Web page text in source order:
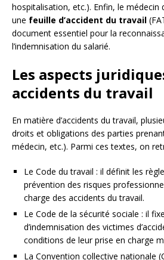
hospitalisation, etc.). Enfin, le médecin
une feuille d’accident du travail
document essentiel pour la
l’indemnisation du salarié.
Les aspects
accidents du travail
En matière d’accidents du travail,
droits et obligations des parties
médecin, etc.). Parmi ces textes, on
Le Code du travail : il définit les
prévention des risques
charge des accidents du travail.
Le Code de la sécurité sociale : il
d’indemnisation des victimes
conditions de leur prise en charge
La Convention collective nationale